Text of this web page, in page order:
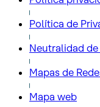
Política de
Neutralidad
Mapas de
Mapa web